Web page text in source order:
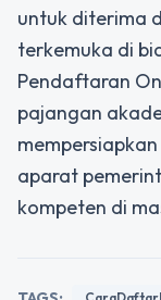
untuk diterima
terkemuka di
Pendaftaran
pajangan
aparat
kompeten di